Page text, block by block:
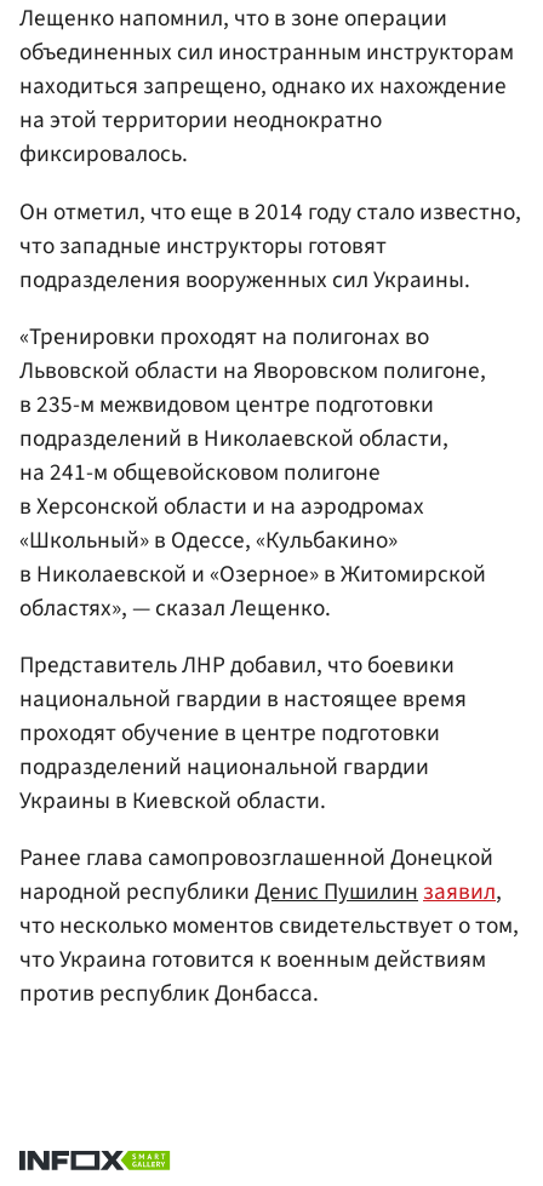
Лещенко напомнил, что в зоне операции
объединенных сил иностранным инструкторам
находиться запрещено, однако их нахождение
на этой территории неоднократно
фиксировалось.
Он отметил, что еще в 2014 году стало известно,
что западные инструкторы готовят
подразделения вооруженных сил Украины.
«Тренировки проходят на полигонах во
Львовской области на Яворовском полигоне,
в 235-м межвидовом центре подготовки
подразделений в Николаевской области,
на 241-м общевойсковом полигоне
в Херсонской области и на аэродромах
«Школьный» в Одессе, «Кульбакино»
в Николаевской и «Озерное» в Житомирской
областях», — сказал Лещенко.
Представитель ЛНР добавил, что боевики
национальной гвардии в настоящее время
проходят обучение в центре подготовки
подразделений национальной гвардии
Украины в Киевской области.
Ранее глава самопровозглашенной Донецкой
народной республикиДенис Пушилинзаявил,
что несколько моментов свидетельствует о том,
что Украина готовится к военным действиям
против республик Донбасса.